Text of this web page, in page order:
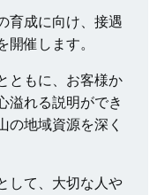
育成に向け、接遇
催します。
ともに、お客様か
溢れる説明ができ
の地域資源を深く
して、大切な人や